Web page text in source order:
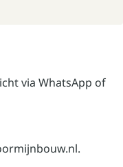
via WhatsApp of
.